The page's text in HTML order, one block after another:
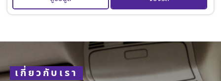
เกี่ยวกับเรา